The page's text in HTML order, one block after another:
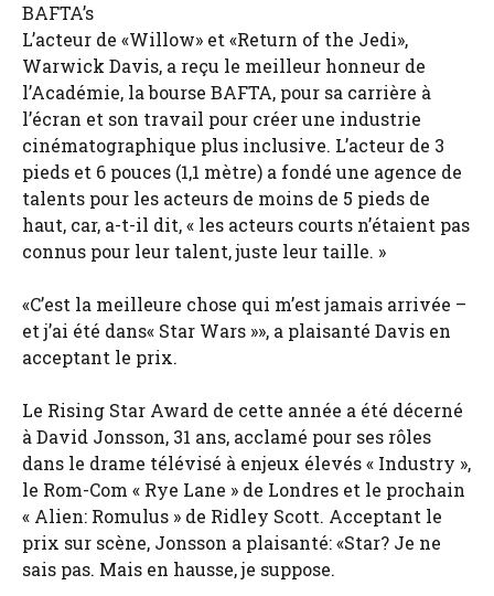
BAFTA’s
L’acteur de «Willow» et «Return of the Jedi»,
Warwick Davis, a reçu le meilleur honneur de
l’Académie, la bourse BAFTA, pour sa carrière à
l’écran et son travail pour créer une industrie
cinématographique plus inclusive. L’acteur de 3
pieds et 6 pouces (1,1 mètre) a fondé une agence de
talents pour les acteurs de moins de 5 pieds de
haut, car, a-t-il dit, « les acteurs courts n’étaient pas
connus pour leur talent, juste leur taille. »
«C’est la meilleure chose qui m’est jamais arrivée –
et j’ai été dans« Star Wars »», a plaisanté Davis en
acceptant le prix.
Le Rising Star Award de cette année a été décerné
à David Jonsson, 31 ans, acclamé pour ses rôles
dans le drame télévisé à enjeux élevés « Industry »,
le Rom-Com « Rye Lane » de Londres et le prochain
« Alien: Romulus » de Ridley Scott. Acceptant le
prix sur scène, Jonsson a plaisanté: «Star? Je ne
sais pas. Mais en hausse, je suppose.